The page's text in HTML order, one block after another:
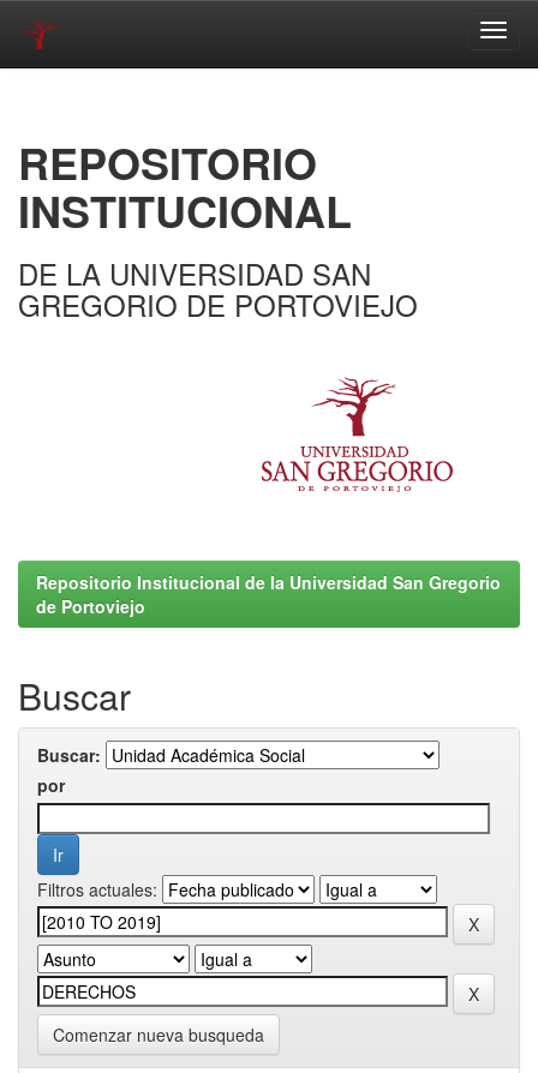
REPOSITORIO
INSTITUCIONAL
DE LA UNIVERSIDAD SAN
GREGORIO DE PORTOVIEJO
Repositorio Institucional de la Universidad San Gregorio
de Portoviejo
Buscar
Buscar:
por
Filtros actuales:
Comenzar nueva busqueda